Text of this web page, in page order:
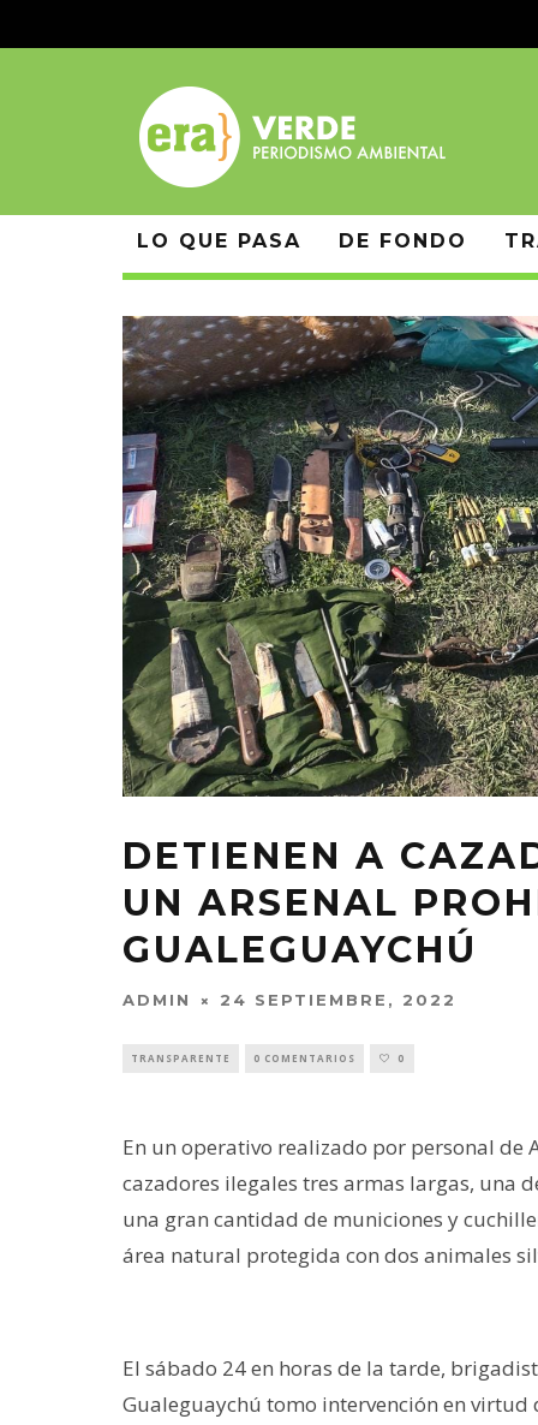
LO QUE PASA DE FONDO
DETIENEN A
UN ARSENAL
GUALEGUAYCHÚ
ADMIN 24 SEPTIEMBRE, 2022
TRANSPARENTE 0 COMENTARIOS 0
En un operativo realizado por personal de
cazadores ilegales tres armas largas, una
una gran cantidad de municiones y
área natural protegida con dos animales
El sábado 24 en horas de la tarde,
Gualeguaychú tomo intervención en